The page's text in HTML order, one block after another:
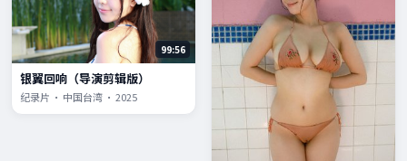
99:56
银翼回响（导演剪辑版）
纪录片 · 中国台湾 · 2025